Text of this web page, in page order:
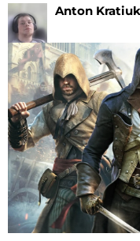
Anton Kratiuk